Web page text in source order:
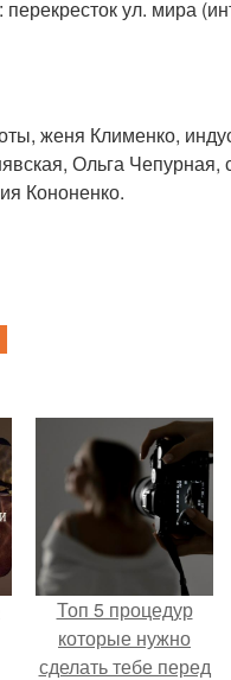
ул. мира
женя Клименко,
Ольга Чепурная,
Кононенко.
Топ 5 процедур
которые нужно
сделать тебе перед